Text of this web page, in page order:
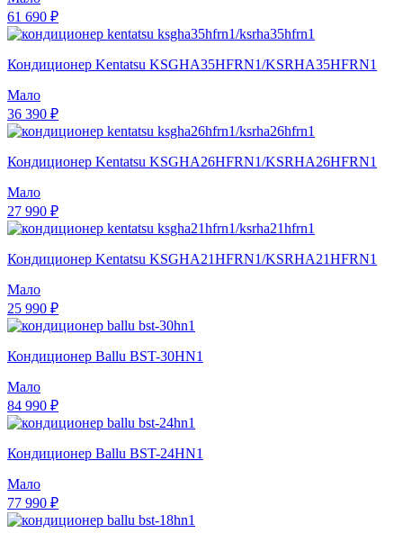
61 690 ₽
Кондиционер Kentatsu KSGHA35HFRN1/KSRHA35HFRN1
Мало
36 390 ₽
Кондиционер Kentatsu KSGHA26HFRN1/KSRHA26HFRN1
Мало
27 990 ₽
Кондиционер Kentatsu KSGHA21HFRN1/KSRHA21HFRN1
Мало
25 990 ₽
Кондиционер Ballu BST-30HN1
Мало
84 990 ₽
Кондиционер Ballu BST-24HN1
Мало
77 990 ₽